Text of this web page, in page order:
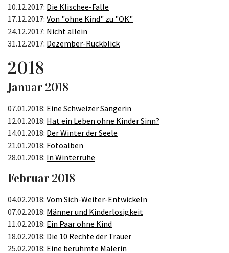
10.12.2017: Die Klischee-Falle
17.12.2017: Von "ohne Kind" zu "OK"
24.12.2017: Nicht allein
31.12.2017: Dezember-Rückblick
2018
Januar 2018
07.01.2018: Eine Schweizer Sängerin
12.01.2018: Hat ein Leben ohne Kinder Sinn?
14.01.2018: Der Winter der Seele
21.01.2018: Fotoalben
28.01.2018: In Winterruhe
Februar 2018
04.02.2018: Vom Sich-Weiter-Entwickeln
07.02.2018: Männer und Kinderlosigkeit
11.02.2018: Ein Paar ohne Kind
18.02.2018: Die 10 Rechte der Trauer
25.02.2018: Eine berühmte Malerin